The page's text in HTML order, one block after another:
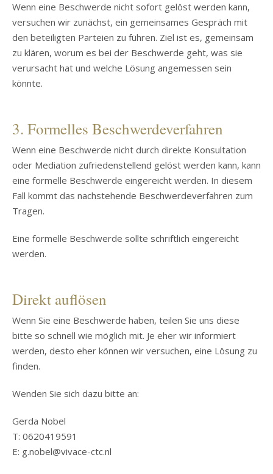
Wenn eine Beschwerde nicht sofort gelöst werden kann,
versuchen wir zunächst, ein gemeinsames Gespräch mit
den beteiligten Parteien zu führen. Ziel ist es, gemeinsam
zu klären, worum es bei der Beschwerde geht, was sie
verursacht hat und welche Lösung angemessen sein
könnte.
3. Formelles Beschwerdeverfahren
Wenn eine Beschwerde nicht durch direkte Konsultation
oder Mediation zufriedenstellend gelöst werden kann, kann
eine formelle Beschwerde eingereicht werden. In diesem
Fall kommt das nachstehende Beschwerdeverfahren zum
Tragen.
Eine formelle Beschwerde sollte schriftlich eingereicht
werden.
Direkt auflösen
Wenn Sie eine Beschwerde haben, teilen Sie uns diese
bitte so schnell wie möglich mit. Je eher wir informiert
werden, desto eher können wir versuchen, eine Lösung zu
finden.
Wenden Sie sich dazu bitte an:
Gerda Nobel
T: 0620419591
E: g.nobel@vivace-ctc.nl